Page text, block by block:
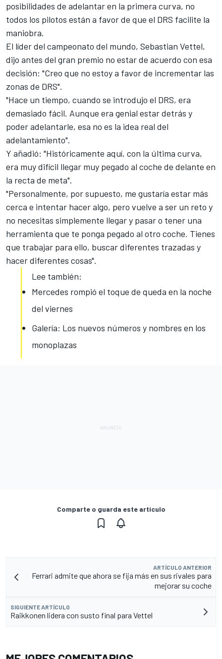
posibilidades de adelantar en la primera curva, no
todos los pilotos están a favor de que el DRS facilite la
maniobra.
El líder del campeonato del mundo, Sebastian Vettel,
dijo antes del gran premio no estar de acuerdo con esa
decisión: "Creo que no estoy a favor de incrementar las
zonas de DRS".
"Hace un tiempo, cuando se introdujo el DRS, era
demasiado fácil. Aunque era genial estar detrás y
poder adelantarle, esa no es la idea real del
adelantamiento".
Y añadió: "Históricamente aquí, con la última curva,
era muy difícil llegar muy pegado al coche de delante en
la recta de meta".
"Personalmente, por supuesto, me gustaría estar más
cerca e intentar hacer algo, pero vuelve a ser un reto y
no necesitas simplemente llegar y pasar o tener una
herramienta que te ponga pegado al otro coche. Tienes
que trabajar para ello, buscar diferentes trazadas y
hacer diferentes cosas".
Lee también:
Mercedes rompió el toque de queda en la noche
del viernes
Galería: Los nuevos números y nombres en los
monoplazas
Comparte o guarda este artículo
ARTÍCULO ANTERIOR
Ferrari admite que ahora se fija más en sus rivales para
mejorar su coche
SIGUIENTE ARTÍCULO
Raikkonen lidera con susto final para Vettel